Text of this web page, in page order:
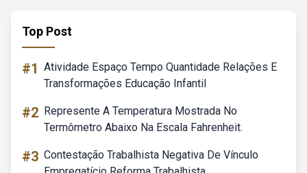
Top Post
#1 Atividade Espaço Tempo Quantidade Relações E
Transformações Educação Infantil
#2 Represente A Temperatura Mostrada No
Termômetro Abaixo Na Escala Fahrenheit.
#3 Contestação Trabalhista Negativa De Vínculo